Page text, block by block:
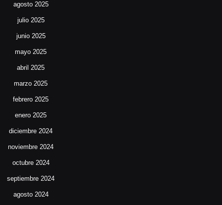
agosto 2025
julio 2025
junio 2025
mayo 2025
abril 2025
marzo 2025
febrero 2025
enero 2025
diciembre 2024
noviembre 2024
octubre 2024
septiembre 2024
agosto 2024